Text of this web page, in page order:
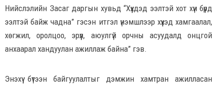
Нийслэлийн Засаг даргын хувьд “Хүүхдэд ээлтэй хот хүн бүрд
ээлтэй байж чадна” гэсэн итгэл үнэмшлээр хүүхэд хамгаалал,
хөгжил, оролцоо, эрүүл, аюулгүй орчны асуудалд онцгой
анхаарал хандуулан ажиллаж байна” гэв.
Энэхүү бүтээн байгуулалтыг дэмжин хамтран ажилласан